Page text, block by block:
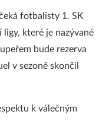
fotbalisty 1. SK
které je nazývané
bude rezerva
v sezoně skončil
k válečným